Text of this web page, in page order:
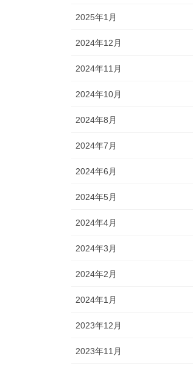
2025年1月
2024年12月
2024年11月
2024年10月
2024年8月
2024年7月
2024年6月
2024年5月
2024年4月
2024年3月
2024年2月
2024年1月
2023年12月
2023年11月